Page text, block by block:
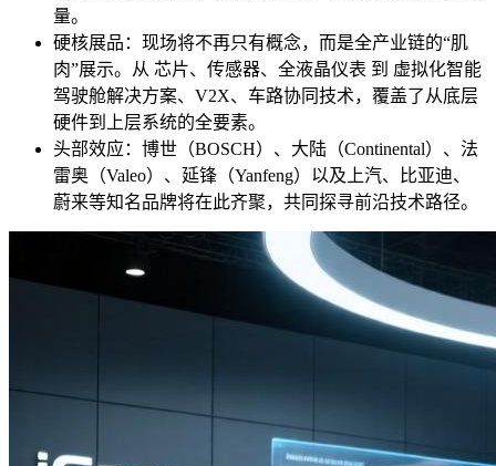
量。
硬核展品：现场将不再只有概念，而是全产业链的“肌
肉”展示。从 芯片、传感器、全液晶仪表 到 虚拟化智能
驾驶舱解决方案、V2X、车路协同技术，覆盖了从底层
硬件到上层系统的全要素。
头部效应：博世（BOSCH）、大陆（Continental）、法
雷奥（Valeo）、延锋（Yanfeng）以及上汽、比亚迪、
蔚来等知名品牌将在此齐聚，共同探寻前沿技术路径。